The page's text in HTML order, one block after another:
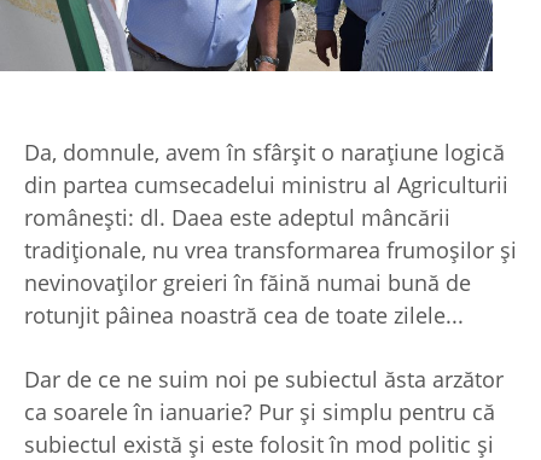
Da, domnule, avem în sfârşit o naraţiune logică
din partea cumsecadelui ministru al Agriculturii
româneşti: dl. Daea este adeptul mâncării
tradiţionale, nu vrea transformarea frumoşilor şi
nevinovaţilor greieri în făină numai bună de
rotunjit pâinea noastră cea de toate zilele...
Dar de ce ne suim noi pe subiectul ăsta arzător
ca soarele în ianuarie? Pur şi simplu pentru că
subiectul există şi este folosit în mod politic şi